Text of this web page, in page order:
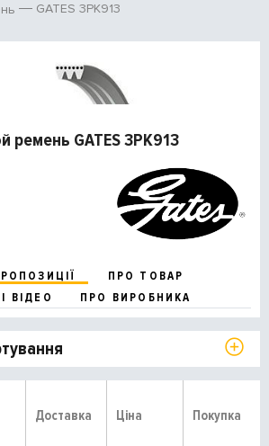
GATES 3PK913
ремень GATES 3PK913
ПРО ТОВАР
ВІДЕО
ПРО ВИРОБНИКА
Доставка Ціна Покупка